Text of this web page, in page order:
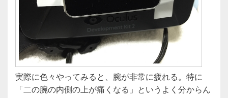
実際に色々やってみると、腕が非常に疲れる。特に
「二の腕の内側の上が痛くなる」というよく分からん